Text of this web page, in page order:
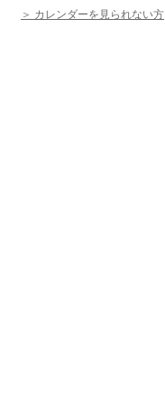
＞ カレンダーを見られない方